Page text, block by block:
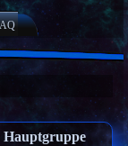
Hauptgruppe